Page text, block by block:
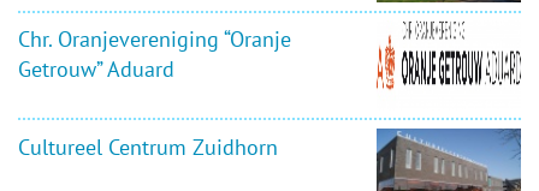
Chr. Oranjevereniging “Oranje
Getrouw” Aduard
Cultureel Centrum Zuidhorn